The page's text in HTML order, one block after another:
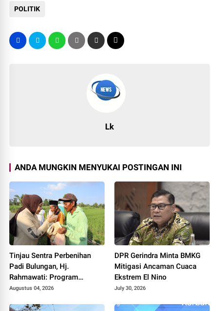
POLITIK
Lk
ANDA MUNGKIN MENYUKAI POSTINGAN INI
Tinjau Sentra Perbenihan
Padi Bulungan, Hj.
Rahmawati: Program
Prabowo Bikin Petani Makin
Augustus 04, 2026
DPR Gerindra Minta BMKG
Mitigasi Ancaman Cuaca
Ekstrem El Nino
July 30, 2026